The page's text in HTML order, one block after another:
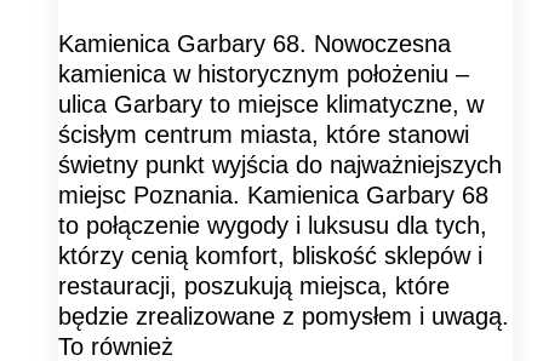
Kamienica Garbary 68. Nowoczesna
kamienica w historycznym położeniu –
ulica Garbary to miejsce klimatyczne, w
ścisłym centrum miasta, które stanowi
świetny punkt wyjścia do najważniejszych
miejsc Poznania. Kamienica Garbary 68
to połączenie wygody i luksusu dla tych,
którzy cenią komfort, bliskość sklepów i
restauracji, poszukują miejsca, które
będzie zrealizowane z pomysłem i uwagą.
To również